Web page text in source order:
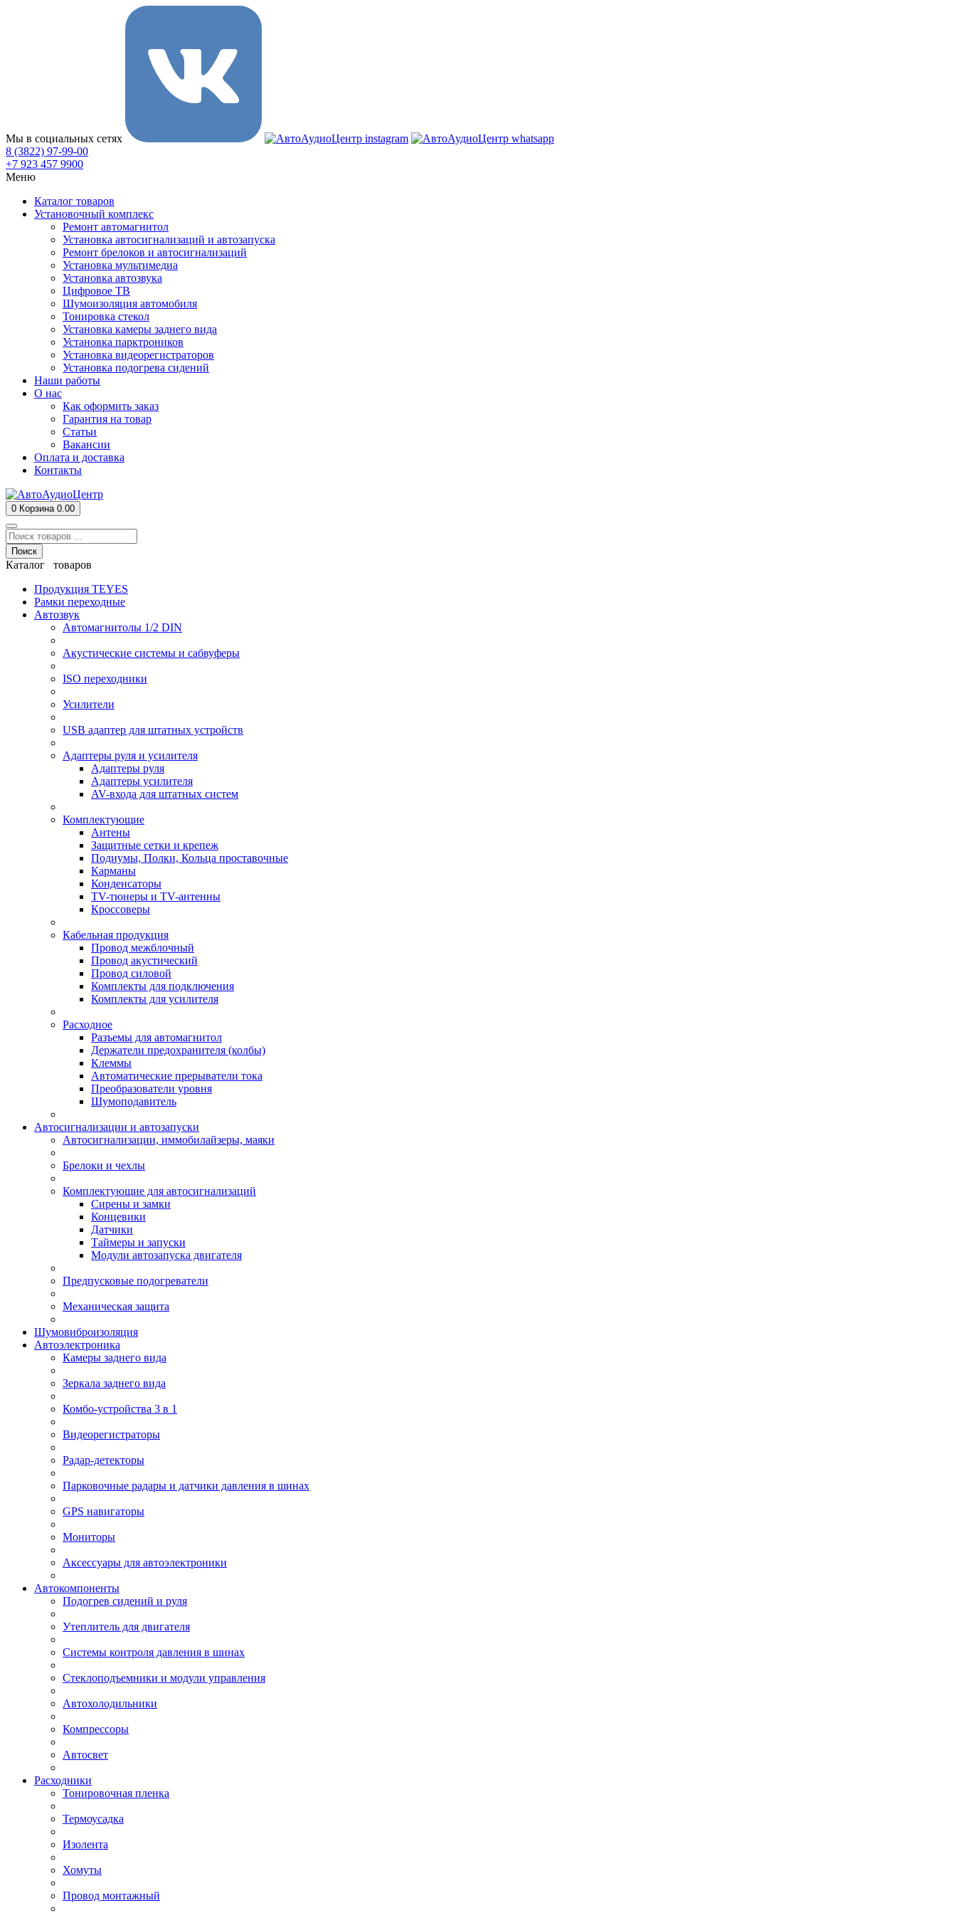
Мы в социальных сетях
8 (3822) 97-99-00
+7 923 457 9900
Меню
Каталог товаров
Установочный комплекс
Ремонт автомагнитол
Установка автосигнализаций и автозапуска
Ремонт брелоков и автосигнализаций
Установка мультимедиа
Установка автозвука
Цифровое ТВ
Шумоизоляция автомобиля
Тонировка стекол
Установка камеры заднего вида
Установка парктроников
Установка видеорегистраторов
Установка подогрева сидений
Наши работы
О нас
Как оформить заказ
Гарантия на товар
Статьи
Вакансии
Оплата и доставка
Контакты
0 Корзина 0.00
Поиск
Каталог товаров
Продукция TEYES
Рамки переходные
Автозвук
Автомагнитолы 1/2 DIN
Акустические системы и сабвуферы
ISO переходники
Усилители
USB адаптер для штатных устройств
Адаптеры руля и усилителя
Адаптеры руля
Адаптеры усилителя
AV-входа для штатных систем
Комплектующие
Антены
Защитные сетки и крепеж
Подиумы, Полки, Кольца проставочные
Карманы
Конденсаторы
TV-тюнеры и TV-антенны
Кроссоверы
Кабельная продукция
Провод межблочный
Провод акустический
Провод силовой
Комплекты для подключения
Комплекты для усилителя
Расходное
Разъемы для автомагнитол
Держатели предохранителя (колбы)
Клеммы
Автоматические прерыватели тока
Преобразователи уровня
Шумоподавитель
Автосигнализации и автозапуски
Автосигнализации, иммобилайзеры, маяки
Брелоки и чехлы
Комплектующие для автосигнализаций
Сирены и замки
Концевики
Датчики
Таймеры и запуски
Модули автозапуска двигателя
Предпусковые подогреватели
Механическая защита
Шумовиброизоляция
Автоэлектроника
Камеры заднего вида
Зеркала заднего вида
Комбо-устройства 3 в 1
Видеорегистраторы
Радар-детекторы
Парковочные радары и датчики давления в шинах
GPS навигаторы
Мониторы
Аксессуары для автоэлектроники
Автокомпоненты
Подогрев сидений и руля
Утеплитель для двигателя
Системы контроля давления в шинах
Стеклоподъемники и модули управления
Автохолодильники
Компрессоры
Автосвет
Расходники
Тонировочная пленка
Термоусадка
Изолента
Хомуты
Провод монтажный